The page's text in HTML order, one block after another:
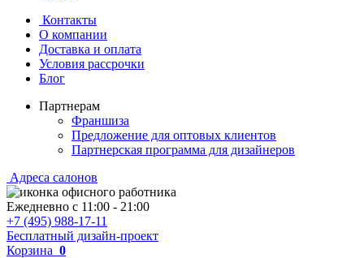
Контакты
О компании
Доставка и оплата
Условия рассрочки
Блог
Партнерам
Франшиза
Предложение для оптовых клиентов
Партнерская программа для дизайнеров
Адреса салонов
Ежедневно с 11:00 - 21:00
+7 (495) 988-17-11
Бесплатный дизайн-проект
Корзина 0